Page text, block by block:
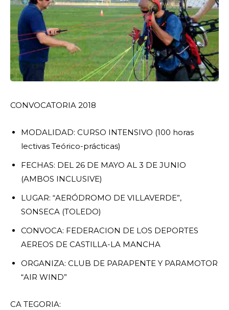
CONVOCATORIA 2018
MODALIDAD: CURSO INTENSIVO (100 horas
lectivas Teórico-prácticas)
FECHAS: DEL 26 DE MAYO AL 3 DE JUNIO
(AMBOS INCLUSIVE)
LUGAR: “AERÓDROMO DE VILLAVERDE”,
SONSECA (TOLEDO)
CONVOCA: FEDERACION DE LOS DEPORTES
AEREOS DE CASTILLA-LA MANCHA
ORGANIZA: CLUB DE PARAPENTE Y PARAMOTOR
“AIR WIND”
CA TEGORIA: